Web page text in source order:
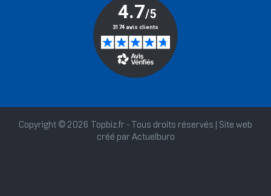
Copyright © 2026 Topbiz.fr - Tous droits réservés | Site web
créé par Actuelburo